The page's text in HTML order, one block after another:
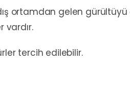
ortamdan gelen gürültüyü
vardır.
tercih edilebilir.